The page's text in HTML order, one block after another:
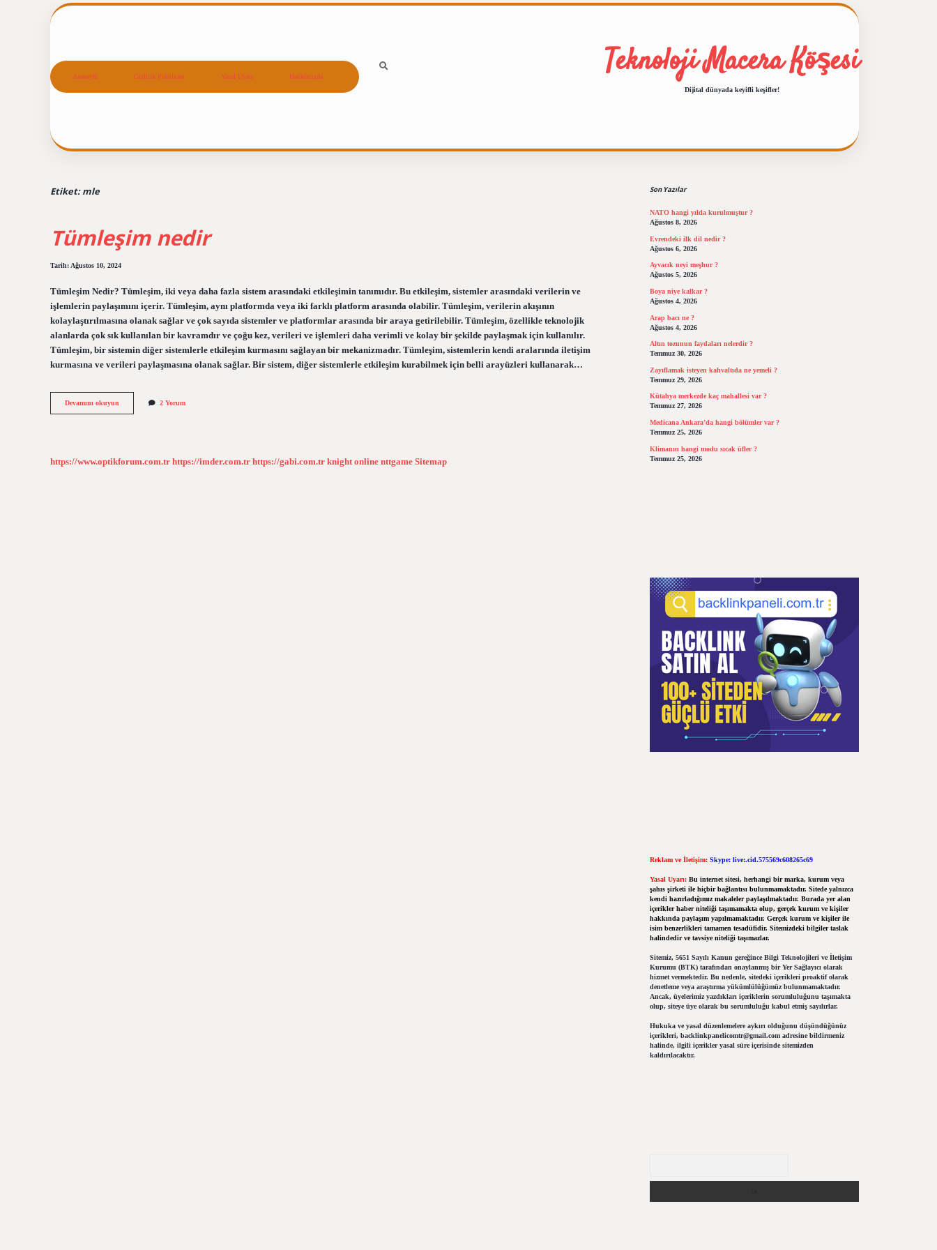
Anasayfa Gizlilik Politikası Yasal Uyarı Hakkımızda Teknoloji Macera Köşesi
Dijital dünyada keyifli keşifler!
Etiket:mle
Tümleşim nedir
Tarih: Ağustos 10, 2024
Tümleşim Nedir? Tümleşim, iki veya daha fazla sistem arasındaki etkileşimin tanımıdır. Bu etkileşim, sistemler arasındaki verilerin ve
işlemlerin paylaşımını içerir. Tümleşim, aynı platformda veya iki farklı platform arasında olabilir. Tümleşim, verilerin akışının
kolaylaştırılmasına olanak sağlar ve çok sayıda sistemler ve platformlar arasında bir araya getirilebilir. Tümleşim, özellikle teknolojik
alanlarda çok sık kullanılan bir kavramdır ve çoğu kez, verileri ve işlemleri daha verimli ve kolay bir şekilde paylaşmak için kullanılır.
Tümleşim, bir sistemin diğer sistemlerle etkileşim kurmasını sağlayan bir mekanizmadır. Tümleşim, sistemlerin kendi aralarında iletişim
kurmasına ve verileri paylaşmasına olanak sağlar. Bir sistem, diğer sistemlerle etkileşim kurabilmek için belli arayüzleri kullanarak…
Devamını okuyun
nedir
2 Yorum
https://www.optikforum.com.tr https://imder.com.tr https://gabi.com.tr knight online nttgame Sitemap
Son Yazılar
NATO hangi yılda kurulmuştur ?
Ağustos 8, 2026
Evrendeki ilk dil nedir ?
Ağustos 6, 2026
Ayvacık neyi meşhur ?
Ağustos 5, 2026
Boya niye kalkar ?
Ağustos 4, 2026
Arap bacı ne ?
Ağustos 4, 2026
Altın tozunun faydaları nelerdir ?
Temmuz 30, 2026
Zayıflamak isteyen kahvaltıda ne yemeli ?
Temmuz 29, 2026
Kütahya merkezde kaç mahallesi var ?
Temmuz 27, 2026
Medicana Ankara’da hangi bölümler var ?
Temmuz 25, 2026
Klimanın hangi modu sıcak üfler ?
Temmuz 25, 2026
Reklam ve İletişim: Skype: live:.cid.575569c608265c69
Yasal Uyarı: Bu internet sitesi, herhangi bir marka, kurum veya
şahıs şirketi ile hiçbir bağlantısı bulunmamaktadır. Sitede yalnızca
kendi hazırladığımız makaleler paylaşılmaktadır. Burada yer alan
içerikler haber niteliği taşımamakta olup, gerçek kurum ve kişiler
hakkında paylaşım yapılmamaktadır. Gerçek kurum ve kişiler ile
isim benzerlikleri tamamen tesadüfidir. Sitemizdeki bilgiler taslak
halindedir ve tavsiye niteliği taşımazlar.
Sitemiz, 5651 Sayılı Kanun gereğince Bilgi Teknolojileri ve İletişim
Kurumu (BTK) tarafından onaylanmış bir Yer Sağlayıcı olarak
hizmet vermektedir. Bu nedenle, sitedeki içerikleri proaktif olarak
denetleme veya araştırma yükümlülüğümüz bulunmamaktadır.
Ancak, üyelerimiz yazdıkları içeriklerin sorumluluğunu taşımakta
olup, siteye üye olarak bu sorumluluğu kabul etmiş sayılırlar.
Hukuka ve yasal düzenlemelere aykırı olduğunu düşündüğünüz
içerikleri, backlinkpanelicomtr@gmail.comadresine bildirmeniz
halinde, ilgili içerikler yasal süre içerisinde sitemizden
kaldırılacaktır.